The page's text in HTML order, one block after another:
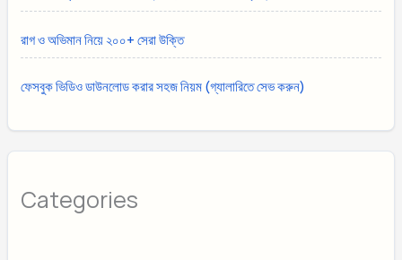
রাগ ও অভিমান নিয়ে ২০০+ সেরা উক্তি
ফেসবুক ভিডিও ডাউনলোড করার সহজ নিয়ম (গ্যালারিতে সেভ করুন)
Categories